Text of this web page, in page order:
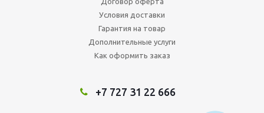
Условия доставки
Гарантия на товар
Дополнительные услуги
Как оформить заказ
+7 727 31 22 666